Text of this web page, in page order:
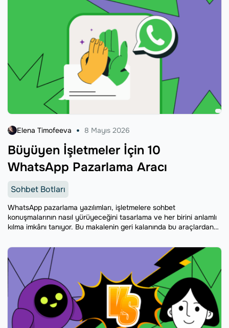
Büyüyen İşletmeler İçin 10
WhatsApp Pazarlama Aracı
Elena Timofeeva 8 Mayıs 2026
Sohbet Botları
WhatsApp pazarlama yazılımları, işletmelere sohbet
konuşmalarının nasıl yürüyeceğini tasarlama ve her birini anlamlı
kılma imkânı tanıyor. Bu makalenin geri kalanında bu araçlardan
fiyatlandırma planlarını yan yana karşılaştıracağız.